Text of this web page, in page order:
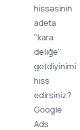
hissəsinin
adeta
"kara
deliğe"
getdiyinimi
hiss
edirsiniz?
Google
Ads